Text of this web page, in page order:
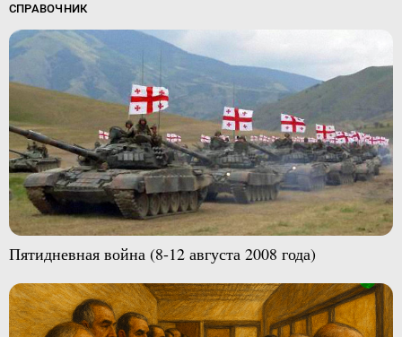
СПРАВОЧНИК
Пятидневная война (8-12 августа 2008 года)